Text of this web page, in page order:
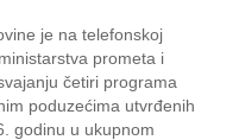
je na telefonskoj
prometa i
četiri programa
poduzećima utvrđenih
godinu u ukupnom